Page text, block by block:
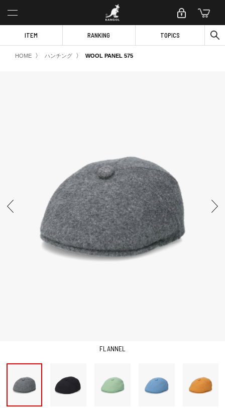
ITEM RANKING TOPICS
HOME 〉 ハンチング 〉 WOOL PANEL 575
FLANNEL